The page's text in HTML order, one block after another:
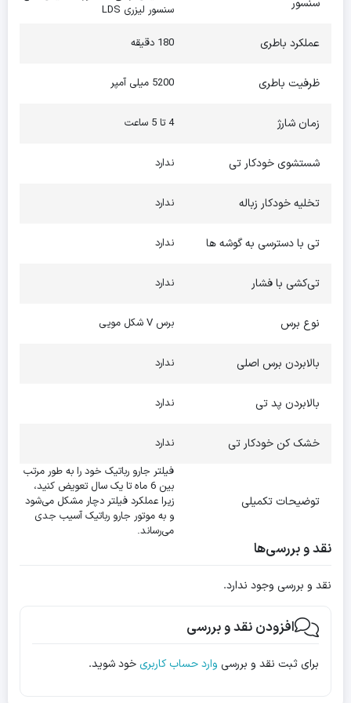
ذرات ریز مثل پودر قهوه، مو و گرد و غبار رو جمع می‌کنه. علاوه بر این،
چهار حالت نظافت مختلف هم داخل اپلیکیشن در دسترسه تا بتونید
فناوری ضد گره‌خوردگی مو
دیگه لازم نیست نگران گره‌خوردن مو روی برس‌ها باشید. طراحی شانه‌ای
هوشمند به همراه برس اصلی V شکل باعث می‌شه موهای بلند، کوتاه یا
حتی موی حیوانات خونگی بدون دردسر جمع‌آوری بشن و مستقیم وارد
مخزن گرد و غبار برن. اینطوری هم برس‌ها همیشه تمیز می‌مونن و هم
دست شما کثیف نمی‌شه.
سنسور لیزری LDS
عملکرد باطری 180 دقیقه
ظرفیت باطری 5200 میلی آمپر
زمان شارژ 4 تا 5 ساعت
شستشوی خودکار تی ندارد
تخلیه خودکار زباله ندارد
تی با دسترسی به گوشه ها ندارد
تی‌کشی با فشار ندارد
نوع برس برس V شکل مویی
بالابردن برس اصلی ندارد
بالابردن پد تی ندارد
خشک کن خودکار تی ندارد
توضیحات تکمیلی
فیلتر جارو رباتیک خود را به طور مرتب
بین 6 ماه تا یک سال تعویض کنید،
زیرا عملکرد فیلتر دچار مشکل می‌شود
و به موتور جارو رباتیک آسیب جدی
می‌رساند.
نقد و بررسی‌ها
نقد و بررسی وجود ندارد.
افزودن نقد و بررسی
برای ثبت نقد و بررسی وارد حساب کاربریخود شوید.